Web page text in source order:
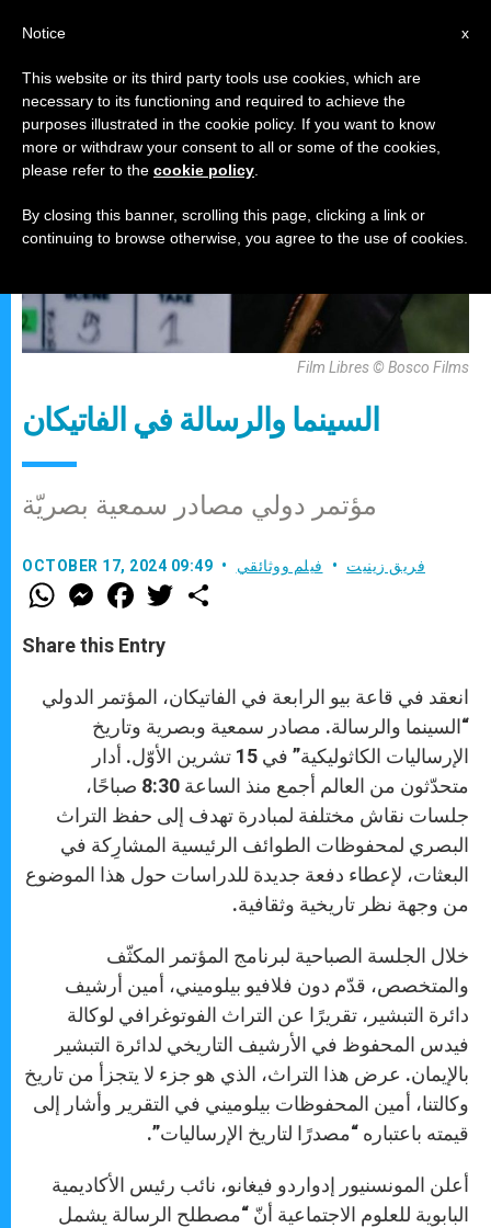
فيلم ووثائقي
Film Libres © Bosco Films
السينما والرسالة في الفاتيكان
مؤتمر دولي مصادر سمعية بصريّة
OCTOBER 17, 2024 09:49 فريق زينيت فيلم ووثائقي
W
h
t
s
p
p
M
e
s
e
e
r
F
a
e
b
o
k
T
w
r
Share this Entry
انعقد في قاعة بيو الرابعة في الفاتيكان، المؤتمر الدولي
“السينما والرسالة. مصادر سمعية وبصرية وتاريخ
الإرساليات الكاثوليكية” في 15 تشرين الأوّل. أدار
متحدّثون من العالم أجمع منذ الساعة 8:30 صباحًا،
جلسات نقاش مختلفة لمبادرة تهدف إلى حفظ التراث
البصري لمحفوظات الطوائف الرئيسية المشارِكة في
البعثات، لإعطاء دفعة جديدة للدراسات حول هذا الموضوع
من وجهة نظر تاريخية وثقافية.
خلال الجلسة الصباحية لبرنامج المؤتمر المكثّف
والمتخصص، قدّم دون فلافيو بيلوميني، أمين أرشيف
دائرة التبشير، تقريرًا عن التراث الفوتوغرافي لوكالة
فيدس المحفوظ في الأرشيف التاريخي لدائرة التبشير
بالإيمان. عرض هذا التراث، الذي هو جزء لا يتجزأ من تاريخ
وكالتنا، أمين المحفوظات بيلوميني في التقرير وأشار إلى
قيمته باعتباره “مصدرًا لتاريخ الإرساليات”.
أعلن المونسنيور إدواردو فيغانو، نائب رئيس الأكاديمية
البابوية للعلوم الاجتماعية أنّ “مصطلح الرسالة يشمل
x
Notice
This website or its third party tools use cookies, which are
necessary to its functioning and required to achieve the
purposes illustrated in the cookie policy. If you want to know
more or withdraw your consent to all or some of the cookies,
please refer to the cookie policy
By closing this banner, scrolling this page, clicking a link or
continuing to browse otherwise, you agree to the use of cookies.